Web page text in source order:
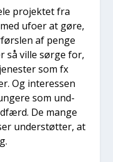
pro­jek­tet fra
ufo­er at gøre,
af pen­ge
så vil­le sør­ge for,
som fx
Og inter­es­sen
som und­
De man­ge
under­støt­ter, at